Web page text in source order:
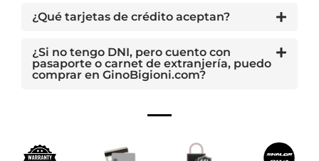
¿Qué tarjetas de crédito aceptan?
¿Si no tengo DNI, pero cuento con
pasaporte o carnet de extranjería, puedo
comprar en GinoBigioni.com?